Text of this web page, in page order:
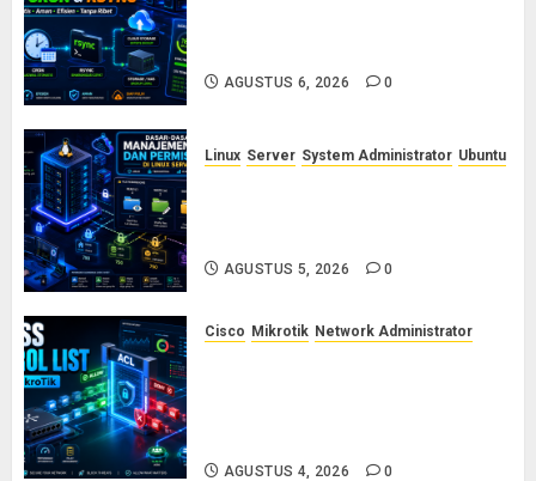
AGUSTUS 6, 2026 0
Linux Server System Administrator Ubuntu
AGUSTUS 5, 2026 0
Cisco Mikrotik Network Administrator
AGUSTUS 4, 2026 0